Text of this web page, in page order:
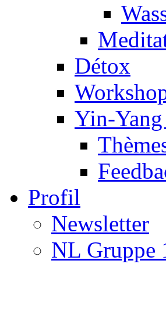
Détox
Yin-
Profil
Newsletter
NL Gruppe